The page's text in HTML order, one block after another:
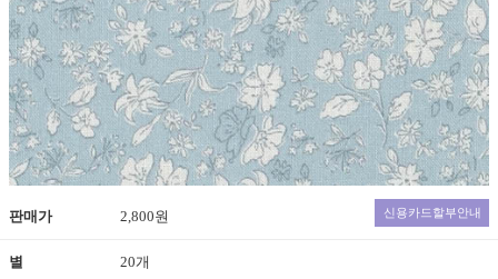
판매가 2,800원 신용카드할부안내
별 20개